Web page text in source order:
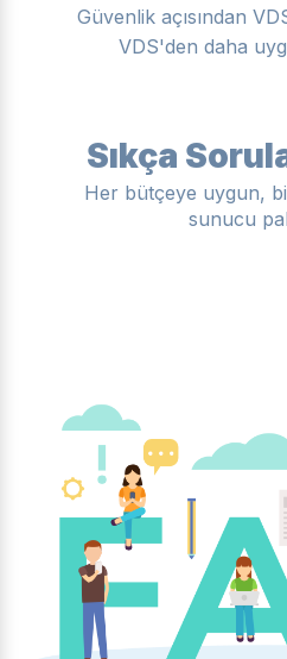
Güvenlik açısından
VDS'den daha
Sıkça
Her bütçeye uygun,
sunucu